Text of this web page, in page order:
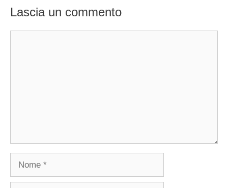
Lascia un commento